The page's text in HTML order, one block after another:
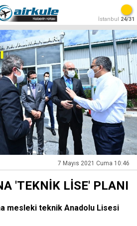
İstanbul 24/31
7 Mayıs 2021 Cuma 10:46
'TEKNİK LİSE' PLANI
mesleki teknik Anadolu Lisesi